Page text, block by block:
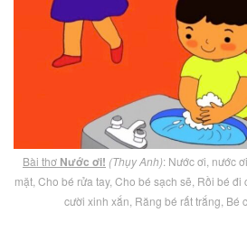
Bài thơ Nước ơi! (Thụy Anh): Nước ơi, nước
mặt, Cho bé rửa tay, Cho bé sạch sẽ, Rồi bé
cười xinh xắn, Răng bé rất trắng, Bé